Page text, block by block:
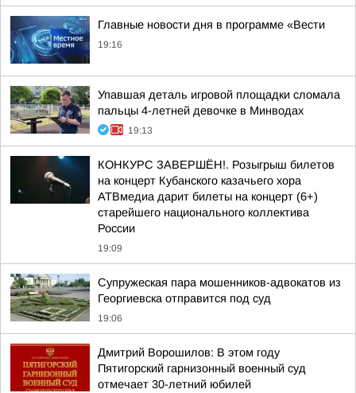
Главные новости дня в программе «Вести
19:16
Упавшая деталь игровой площадки сломала
пальцы 4-летней девочке в Минводах
19:13
КОНКУРС ЗАВЕРШЁН!. Розыгрыш билетов
на концерт Кубанского казачьего хора
АТВмедиа дарит билеты на концерт (6+)
старейшего национального коллектива
России
19:09
Супружеская пара мошенников-адвокатов из
Георгиевска отправится под суд
19:06
Дмитрий Ворошилов: В этом году
Пятигорский гарнизонный военный суд
отмечает 30-летний юбилей